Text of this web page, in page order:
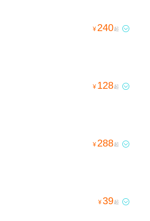
¥ 240起 
¥ 128起 
¥ 288起 
¥39起 